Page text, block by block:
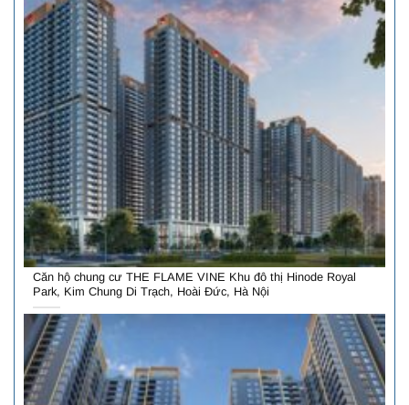
Căn hộ chung cư THE FLAME VINE Khu đô thị Hinode Royal
Park, Kim Chung Di Trạch, Hoài Đức, Hà Nội